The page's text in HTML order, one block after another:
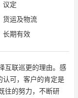
议定
货运及物流
长期有效
互联巡更的理由。感
认可，客户的肯定是
往的努力，不断研